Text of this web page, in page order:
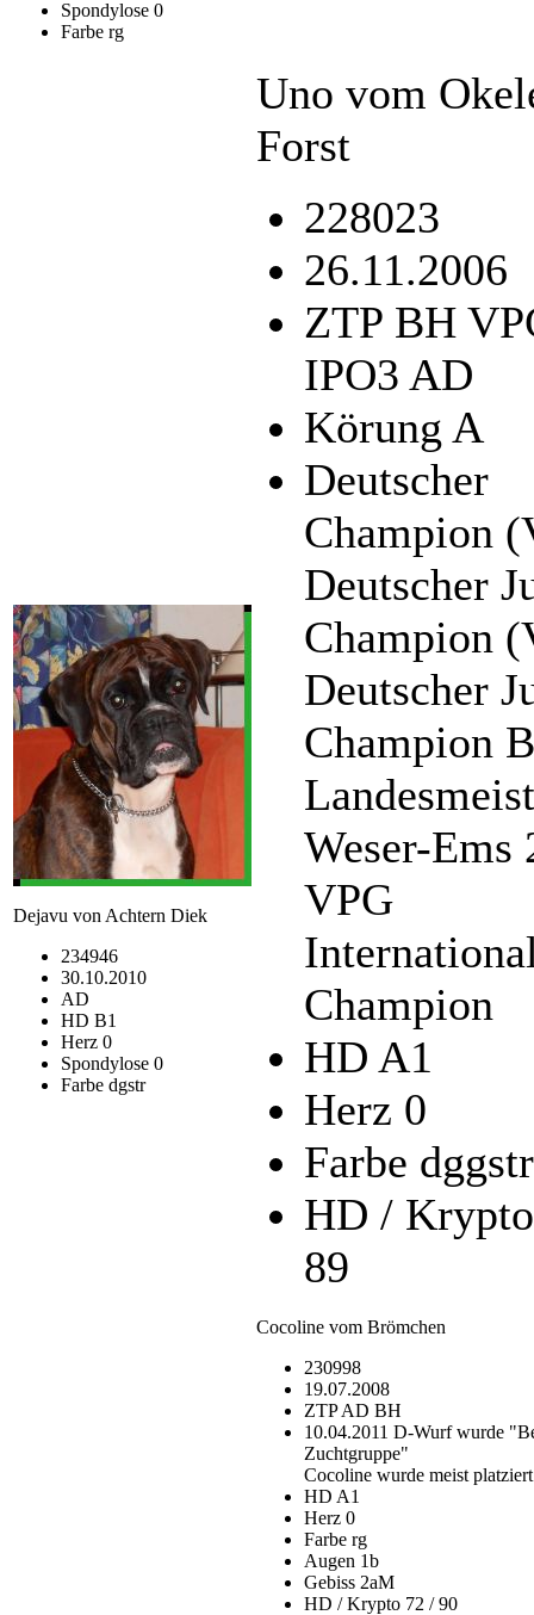
Spondylose 0
Farbe rg
Dejavu von Achtern Diek
234946
30.10.2010
AD
HD B1
Herz 0
Spondylose 0
Farbe dgstr
Uno vom
Forst
228023
26.11.2006
ZTP BH
IPO3 AD
Körung A
Deutscher
Champion
Deutscher
Champion
Deutscher
Champion
Weser-Ems
VPG
Champion
HD A1
Herz 0
Farbe dggstr
HD /
89
Cocoline vom Brömchen
230998
19.07.2008
ZTP AD BH
10.04.2011 D-Wurf wurde
Zuchtgruppe"
Cocoline wurde meist platziert
HD A1
Herz 0
Farbe rg
Augen 1b
Gebiss 2aM
HD / Krypto 72 / 90